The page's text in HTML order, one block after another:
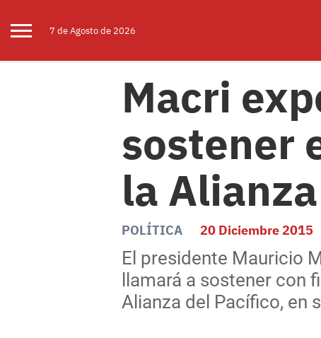
7 deAgostode 2026
Macri
sostener
la
POLÍTICA 20 Diciembre 2015
El presidente Mauricio
llamará a sostener con
Alianza del Pacífico, en